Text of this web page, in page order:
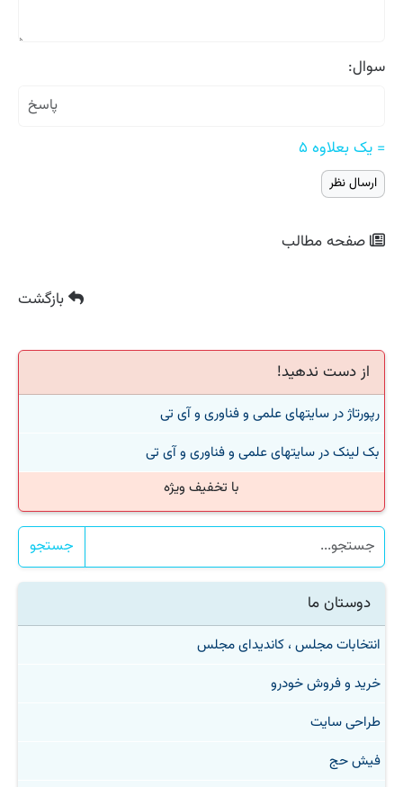
سوال:
= یک بعلاوه ۵
صفحه مطالب
بازگشت
از دست ندهید!
رپورتاژ در سایتهای علمی و فناوری و آی تی
بک لینک در سایتهای علمی و فناوری و آی تی
با تخفیف ویژه
جستجو
دوستان ما
انتخابات مجلس ، کاندیدای مجلس
خرید و فروش خودرو
طراحی سایت
فیش حج